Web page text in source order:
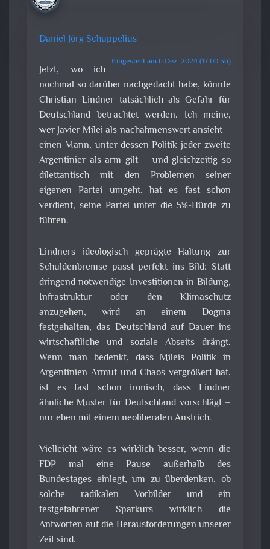
Daniel Jörg Schuppelius
Eingestellt am 6.Dez. 2024 (17:00:56)
Jetzt, wo ich
nochmal so darüber nachgedacht habe, könnte
Christian Lindner tatsächlich als Gefahr für
Deutschland betrachtet werden. Ich meine,
wer Javier Milei als nachahmenswert ansieht –
einen Mann, unter dessen Politik jeder zweite
Argentinier als arm gilt – und gleichzeitig so
dilettantisch mit den Problemen seiner
eigenen Partei umgeht, hat es fast schon
verdient, seine Partei unter die 5%-Hürde zu
führen.
Lindners ideologisch geprägte Haltung zur
Schuldenbremse passt perfekt ins Bild: Statt
dringend notwendige Investitionen in Bildung,
Infrastruktur oder den Klimaschutz
anzugehen, wird an einem Dogma
festgehalten, das Deutschland auf Dauer ins
wirtschaftliche und soziale Abseits drängt.
Wenn man bedenkt, dass Mileis Politik in
Argentinien Armut und Chaos vergrößert hat,
ist es fast schon ironisch, dass Lindner
ähnliche Muster für Deutschland vorschlägt –
nur eben mit einem neoliberalen Anstrich.
Vielleicht wäre es wirklich besser, wenn die
FDP mal eine Pause außerhalb des
Bundestages einlegt, um zu überdenken, ob
solche radikalen Vorbilder und ein
festgefahrener Sparkurs wirklich die
Antworten auf die Herausforderungen unserer
Zeit sind.